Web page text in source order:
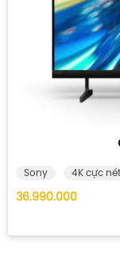
Sony 4K cực nét
36.990.000